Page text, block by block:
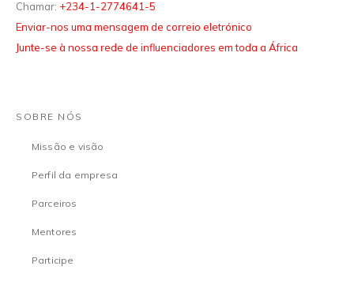
Chamar: +234-1-2774641-5
Enviar-nos uma mensagem de correio eletrónico
Junte-se à nossa rede de influenciadores em toda a África
SOBRE NÓS
Missão e visão
Perfil da empresa
Parceiros
Mentores
Participe